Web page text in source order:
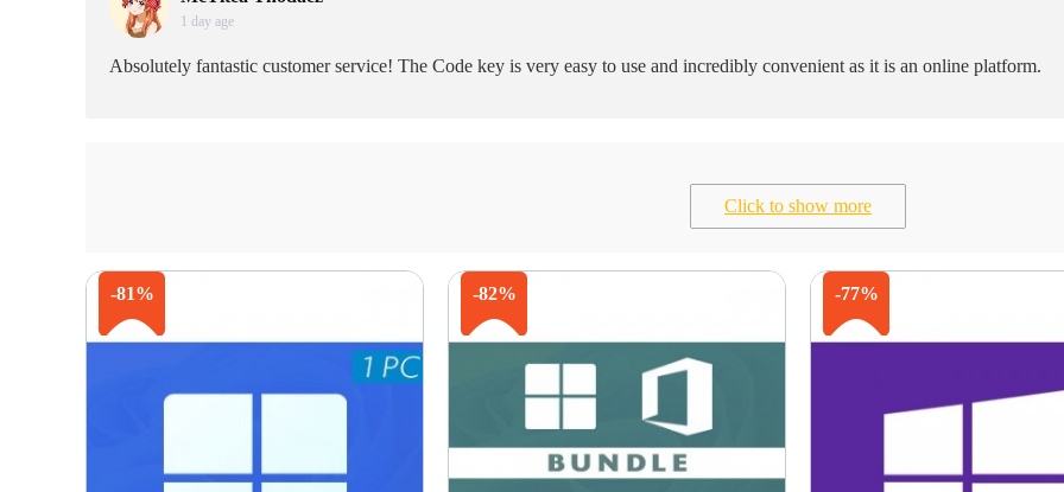
1 day age
Absolutely fantastic customer service! The Code key is very easy to use and incredibly convenient as it is an online platform.
Click to show more
-81% -82% -77%